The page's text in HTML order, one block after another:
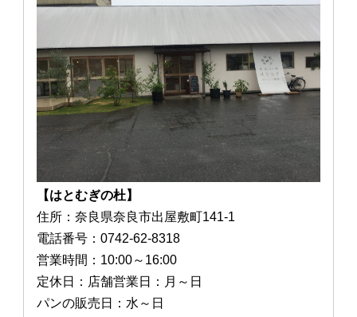
【はとむぎの杜】
住所：奈良県奈良市出屋敷町141-1
電話番号：0742-62-8318
営業時間：10:00～16:00
定休日：店舗営業日：月～日
パンの販売日：水～日